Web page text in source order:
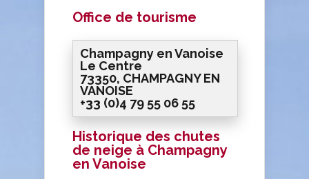
Office de tourisme
Champagny en Vanoise
Le Centre
73350, CHAMPAGNY EN
VANOISE
+33 (0)4 79 55 06 55
Historique des chutes
de neige à Champagny
en Vanoise